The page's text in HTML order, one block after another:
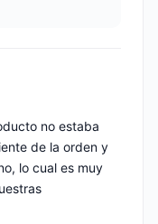
no estaba
de la orden y
lo cual es muy